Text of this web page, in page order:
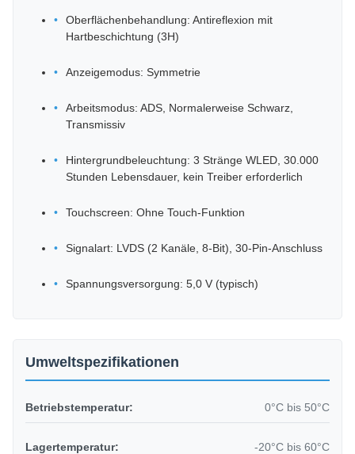
Oberflächenbehandlung: Antireflexion mit
Hartbeschichtung (3H)
Anzeigemodus: Symmetrie
Arbeitsmodus: ADS, Normalerweise Schwarz,
Transmissiv
Hintergrundbeleuchtung: 3 Stränge WLED, 30.000
Stunden Lebensdauer, kein Treiber erforderlich
Touchscreen: Ohne Touch-Funktion
Signalart: LVDS (2 Kanäle, 8-Bit), 30-Pin-Anschluss
Spannungsversorgung: 5,0 V (typisch)
Umweltspezifikationen
Betriebstemperatur: 0°C bis 50°C
Lagertemperatur: -20°C bis 60°C